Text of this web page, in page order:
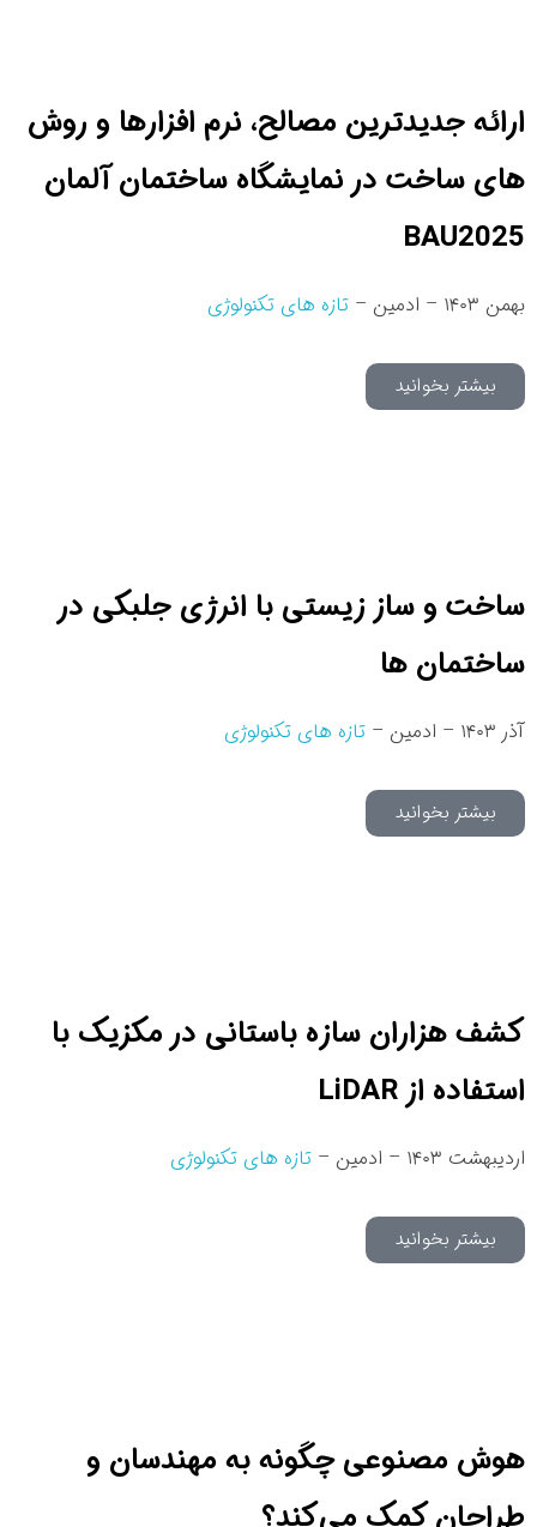
ارائه جدیدترین مصالح، نرم افزارها و روش
های ساخت در نمایشگاه ساختمان آلمان
BAU2025
بهمن ۱۴۰۳ – ادمین – تازه های تکنولوژی
بیشتر بخوانید
ساخت و ساز زیستی با انرژی جلبکی در
ساختمان ها
آذر ۱۴۰۳ – ادمین – تازه های تکنولوژی
بیشتر بخوانید
کشف هزاران سازه‌ باستانی در مکزیک با
استفاده از LiDAR
اردیبهشت ۱۴۰۳ – ادمین – تازه های تکنولوژی
بیشتر بخوانید
هوش مصنوعی چگونه به مهندسان و